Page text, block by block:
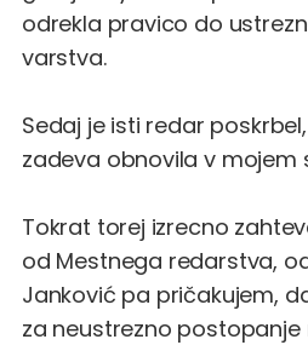
odrekla pravico do
varstva.
Sedaj je isti redar
zadeva obnovila v mojem
Tokrat torej izrecno
od Mestnega redarstva,
Janković pa pričakujem,
za neustrezno postopanje